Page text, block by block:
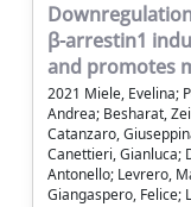
β-arrestin1
and promotes
2021 Miele, Evelina;
Andrea; Besharat,
Catanzaro,
Canettieri, Gianluca;
Antonello; Levrero,
Giangaspero, Felice;